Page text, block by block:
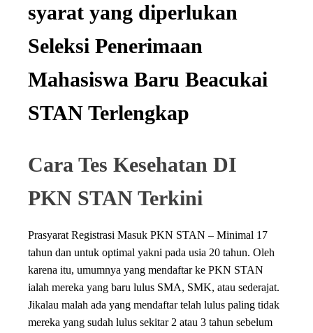
syarat yang diperlukan
Seleksi Penerimaan
Mahasiswa Baru Beacukai
STAN Terlengkap
Cara Tes Kesehatan DI
PKN STAN Terkini
Prasyarat Registrasi Masuk PKN STAN – Minimal 17
tahun dan untuk optimal yakni pada usia 20 tahun. Oleh
karena itu, umumnya yang mendaftar ke PKN STAN
ialah mereka yang baru lulus SMA, SMK, atau sederajat.
Jikalau malah ada yang mendaftar telah lulus paling tidak
mereka yang sudah lulus sekitar 2 atau 3 tahun sebelum